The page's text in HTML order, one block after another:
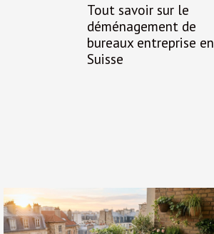
Tout savoir sur le
déménagement de
bureaux entreprise en
Suisse